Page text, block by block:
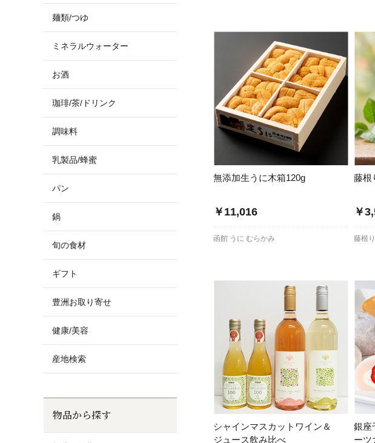
無添加生うに木箱120g
￥11,016
函館 うに むらかみ
藤根
￥
藤根
シャインマスカットワイン＆
ジュース飲み比べ
銀
ーツ
麺類/つゆ
ミネラルウォーター
お酒
珈琲/茶/ドリンク
調味料
乳製品/蜂蜜
パン
鍋
旬の食材
ギフト
豊洲お取り寄せ
健康/美容
産地検索
物品から探す